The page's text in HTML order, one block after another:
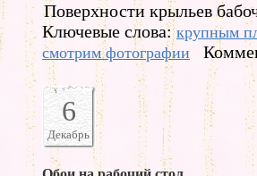
Поверхности крыльев
Ключевые слова:крупным
смотрим фотографии
6
Декабрь